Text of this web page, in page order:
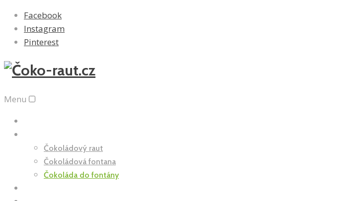
Facebook
Instagram
Pinterest
Menu
Čokoládový raut
Čokoládová fontana
Čokoláda do fontány